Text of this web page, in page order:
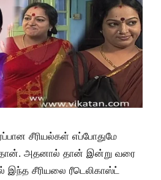
சீரியல்கள் எப்போதுமே
தான். அதனால் தான் இன்று வரை
சீரியலை ரீடெலிகாஸ்ட்